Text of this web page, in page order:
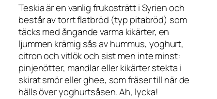
Teskia är en vanlig frukosträtt i Syrien och
består av torrt flatbröd (typ pitabröd) som
täcks med ångande varma kikärter, en
ljummen krämig sås av hummus, yoghurt,
citron och vitlök och sist men inte minst:
pinjenötter, mandlar eller kikärter stekta i
skirat smör eller ghee, som fräser till när de
hälls över yoghurtsåsen. Ah, lycka!